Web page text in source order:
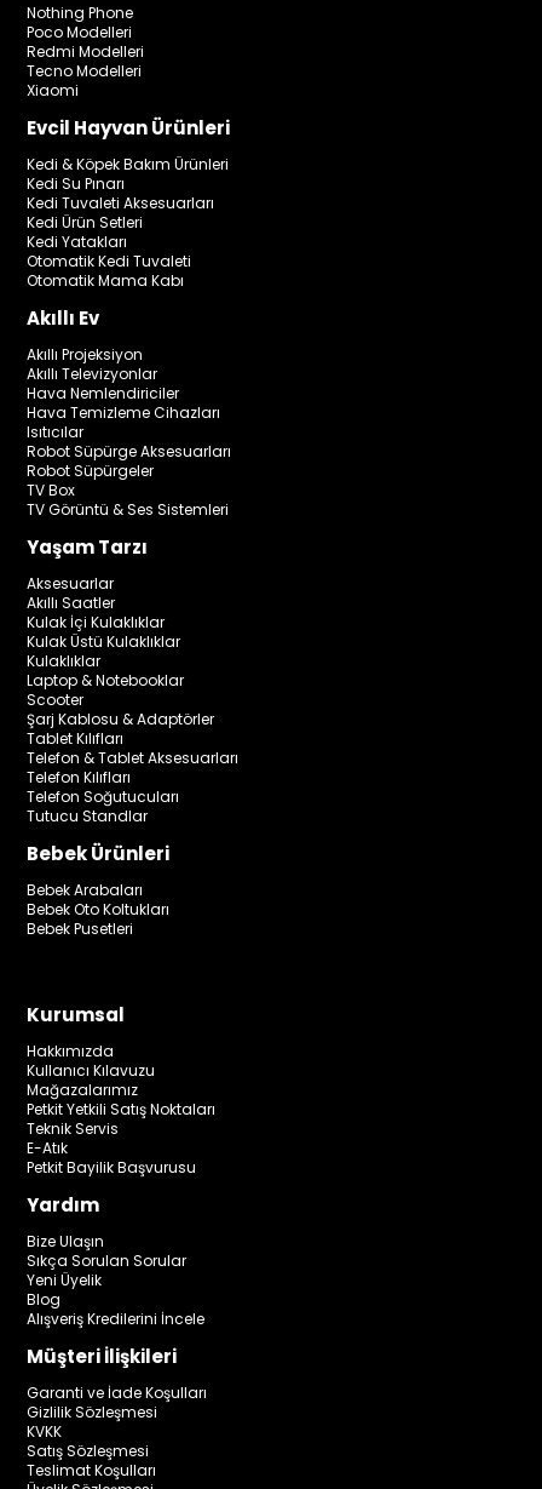
Nothing Phone
Poco Modelleri
Redmi Modelleri
Tecno Modelleri
Xiaomi
Evcil Hayvan Ürünleri
Kedi & Köpek Bakım Ürünleri
Kedi Su Pınarı
Kedi Tuvaleti Aksesuarları
Kedi Ürün Setleri
Kedi Yatakları
Otomatik Kedi Tuvaleti
Otomatik Mama Kabı
Akıllı Ev
Akıllı Projeksiyon
Akıllı Televizyonlar
Hava Nemlendiriciler
Hava Temizleme Cihazları
Isıtıcılar
Robot Süpürge Aksesuarları
Robot Süpürgeler
TV Box
TV Görüntü & Ses Sistemleri
Yaşam Tarzı
Aksesuarlar
Akıllı Saatler
Kulak İçi Kulaklıklar
Kulak Üstü Kulaklıklar
Kulaklıklar
Laptop & Notebooklar
Scooter
Şarj Kablosu & Adaptörler
Tablet Kılıfları
Telefon & Tablet Aksesuarları
Telefon Kılıfları
Telefon Soğutucuları
Tutucu Standlar
Bebek Ürünleri
Bebek Arabaları
Bebek Oto Koltukları
Bebek Pusetleri
Kurumsal
Hakkımızda
Kullanıcı Kılavuzu
Mağazalarımız
Petkit Yetkili Satış Noktaları
Teknik Servis
E-Atık
Petkit Bayilik Başvurusu
Yardım
Bize Ulaşın
Sıkça Sorulan Sorular
Yeni Üyelik
Blog
Alışveriş Kredilerini İncele
Müşteri İlişkileri
Garanti ve İade Koşulları
Gizlilik Sözleşmesi
KVKK
Satış Sözleşmesi
Teslimat Koşulları